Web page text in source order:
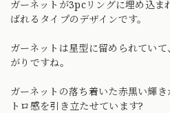
ガーネットが3pcリングに埋め込ま
ばれるタイプのデザインです。
ガーネットは星型に留められてい
がりですね。
ガーネットの落ち着いた赤黒い輝
トロ感を引き立たせています?